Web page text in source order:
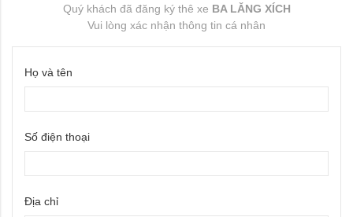
Quý khách đã đăng ký thê xe BA LĂNG XÍCH
Vui lòng xác nhận thông tin cá nhân
Họ và tên
Số điện thoại
Địa chỉ